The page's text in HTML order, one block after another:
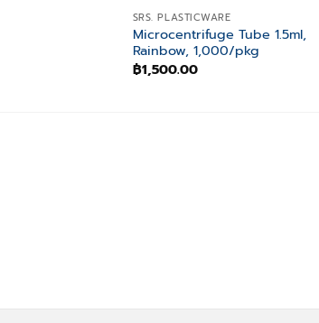
SRS. PLASTICWARE
Microcentrifuge Tube 1.5ml,
Rainbow, 1,000/pkg
฿1,500.00